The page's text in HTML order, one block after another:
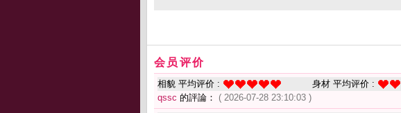
会员评价
相貌 平均评价 : 身材 平均评价 :
qssc 的評論： ( 2026-07-28 23:10:03 )